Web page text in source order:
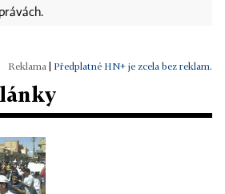
Předplatné HN+ je zcela bez reklam.